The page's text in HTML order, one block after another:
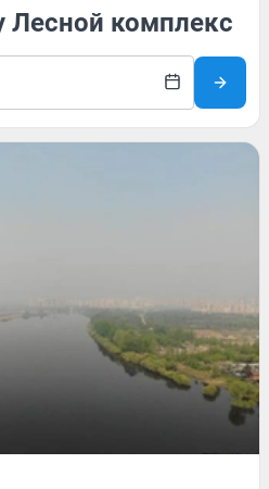
Лесной комплекс